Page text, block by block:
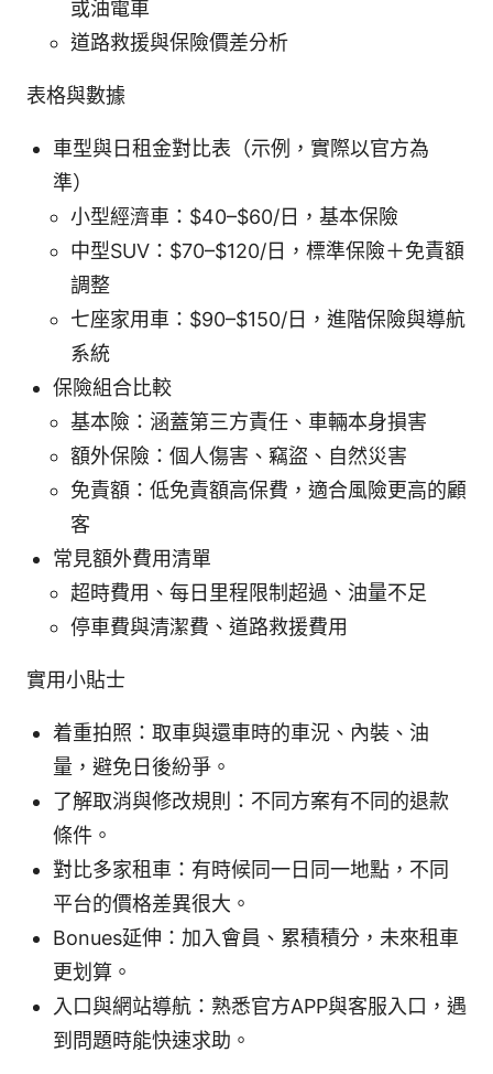
或油電車
道路救援與保險價差分析
表格與數據
車型與日租金對比表（示例，實際以官方為
準）
小型經濟車：$40–$60/日，基本保險
中型SUV：$70–$120/日，標準保險＋免責額
調整
七座家用車：$90–$150/日，進階保險與導航
系統
保險組合比較
基本險：涵蓋第三方責任、車輛本身損害
額外保險：個人傷害、竊盜、自然災害
免責額：低免責額高保費，適合風險更高的顧
客
常見額外費用清單
超時費用、每日里程限制超過、油量不足
停車費與清潔費、道路救援費用
實用小貼士
着重拍照：取車與還車時的車況、內裝、油
量，避免日後紛爭。
了解取消與修改規則：不同方案有不同的退款
條件。
對比多家租車：有時候同一日同一地點，不同
平台的價格差異很大。
Bonues延伸：加入會員、累積積分，未來租車
更划算。
入口與網站導航：熟悉官方APP與客服入口，遇
到問題時能快速求助。